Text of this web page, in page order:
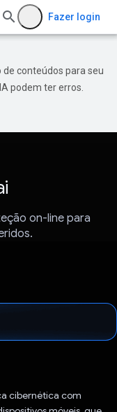
Fazer login
de conteúdos para seu
podem ter erros.
on-line para
cibernética com